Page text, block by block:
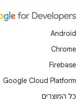
Android
Chrome
Firebase
Google Cloud Platform
כל המוצרים